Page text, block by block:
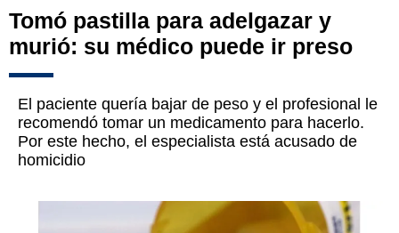
Tomó pastilla para adelgazar y
murió: su médico puede ir preso
El paciente quería bajar de peso y el profesional le
recomendó tomar un medicamento para hacerlo.
Por este hecho, el especialista está acusado de
homicidio